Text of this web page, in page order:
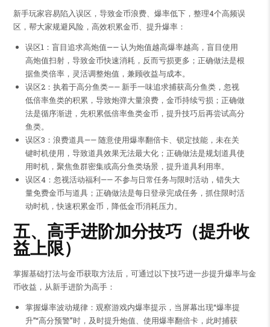
新手玩家容易陷入误区，导致金币浪费、爆率低下，整理4个高频误
区，帮大家规避风险，高效积累金币、提升爆率：
误区1：盲目追求高炮值—— 认为炮值越高爆率越高，盲目使用
高炮值扫射，导致金币快速消耗，反而亏损更多；正确做法是根
据鱼类倍率，灵活调整炮值，兼顾收益与成本。
误区2：执着于高分鱼类—— 新手一味追求捕获高分鱼类，忽视
低倍率鱼类的积累，导致炮弹大量浪费，金币持续亏损；正确做
法是循序渐进，先积累低倍率鱼类金币，提升技巧后再尝试高分
鱼类。
误区3：浪费道具—— 随意使用爆率翻倍卡、锁定技能，未在关
键时机使用，导致道具效果无法最大化；正确做法是规划道具使
用时机，聚焦鱼群密集或高分鱼类场景，提升道具利用率。
误区4：忽视活动福利—— 不参与日常任务与限时活动，错失大
量免费金币与道具；正确做法是每日登录完成任务，抓住限时活
动时机，快速积累金币，降低金币消耗压力。
五、高手进阶加分技巧（提升收
益上限）
掌握基础打法与金币获取方法后，可通过以下技巧进一步提升爆率与金
币收益，从新手进阶为高手：
掌握爆率波动规律：观察游戏内爆率提示，当屏幕出现“爆率提
升”“高分预警”时，及时提升炮值、使用爆率翻倍卡，此时捕获